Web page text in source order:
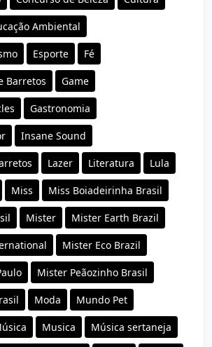
Ambiental
Esporte Fé
Barretos Game
Gastronomia
Insane Sound
Lazer Literatura Lula
Miss Miss Boiadeirinha Brasil
Mister Mister Earth Brazil
Mister Eco Brazil
Mister Peãozinho Brasil
Moda Mundo Pet
Musica Música sertaneja